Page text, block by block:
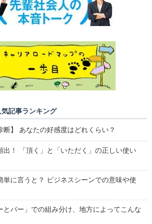
記事ランキング
断】 あなたの好感度はどれくらい？
出！ 「頂く」と「いただく」の正しい使い
単に言うと？ ビジネスシーンでの意味や使
とパー」での組み分け、地方によってこんな